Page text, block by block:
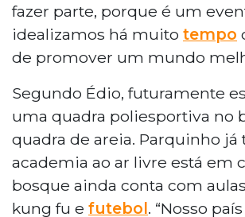
fazer parte, porque é um
idealizamos há muito tempo
de promover um mundo
Segundo Édio, futuramente
uma quadra poliesportiva no
quadra de areia. Parquinho já
academia ao ar livre está em
bosque ainda conta com
kung fu e futebol. “Nosso